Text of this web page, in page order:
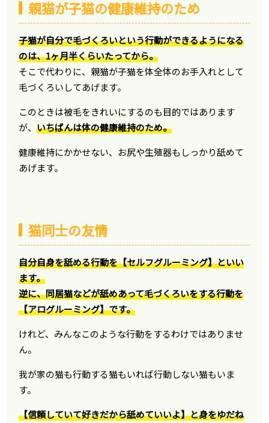
親猫が子猫の健康維持のため
子猫が自分で毛づくろいという行動ができるようになる
のは、1ヶ月半くらいたってから。
そこで代わりに、親猫が子猫を体全体のお手入れとして
毛づくろいしてあげます。
このときは被毛をきれいにするのも目的ではあります
が、いちばんは体の健康維持のため。
健康維持にかかせない、お尻や生殖器もしっかり舐めて
あげます。
猫同士の友情
自分自身を舐める行動を【セルフグルーミング】といい
ます。
逆に、同居猫などが舐めあって毛づくろいをする行動を
【アログルーミング】です。
けれど、みんなこのような行動をするわけではありませ
ん。
我が家の猫も行動する猫もいれば行動しない猫もいま
す。
【信頼していて好きだから舐めていいよ】と身をゆだね